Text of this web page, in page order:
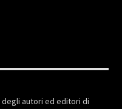
degli autori ed editori di